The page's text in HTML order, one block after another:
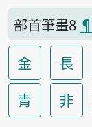
部首筆畫8 ¶
金 長
青
非